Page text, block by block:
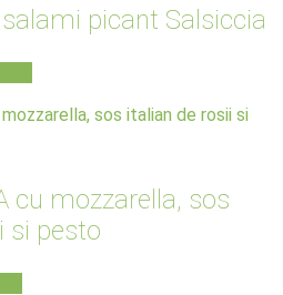
picant Salsiccia
cu mozzarella, sos
si pesto